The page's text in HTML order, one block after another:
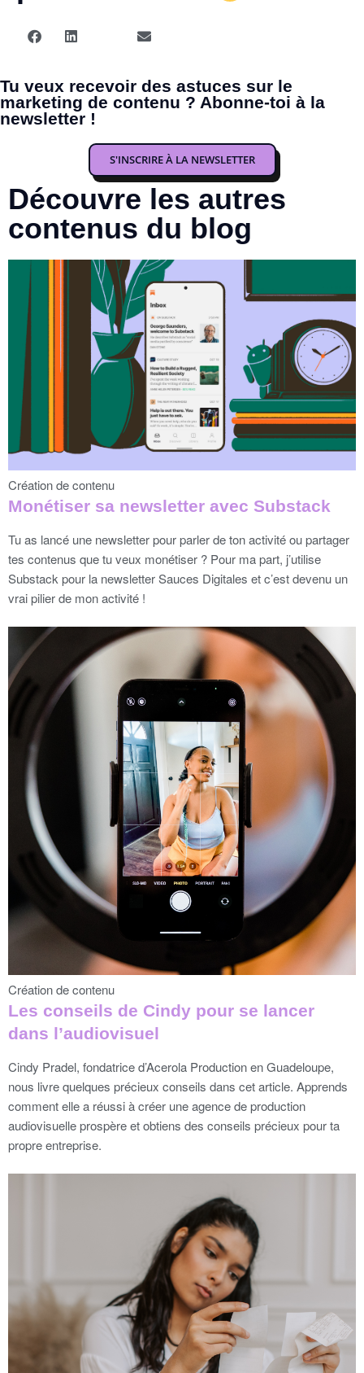
Tu veux recevoir des astuces sur le
marketing de contenu ? Abonne-toi à la
newsletter !
S'INSCRIRE À LA NEWSLETTER
Découvre les autres
contenus du blog
Création de contenu
Monétiser sa newsletter avec Substack
Tu as lancé une newsletter pour parler de ton activité ou partager
tes contenus que tu veux monétiser ? Pour ma part, j’utilise
Substack pour la newsletter Sauces Digitales et c’est devenu un
vrai pilier de mon activité !
Création de contenu
Les conseils de Cindy pour se lancer
dans l’audiovisuel
Cindy Pradel, fondatrice d’Acerola Production en Guadeloupe,
nous livre quelques précieux conseils dans cet article. Apprends
comment elle a réussi à créer une agence de production
audiovisuelle prospère et obtiens des conseils précieux pour ta
propre entreprise.